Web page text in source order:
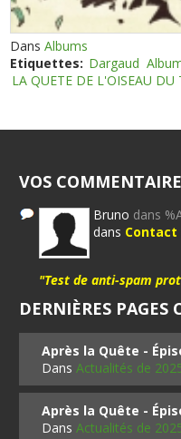
DansAlbums
Etiquettes: Dargaud
LA QUETE DE L'OISEAU DU
VOS
Bruno dans
dans Contact
"Test de anti-spam
DERNIÈRES PAGES
Après la Quête -
DansActualités de
Après la Quête -
DansActualités de